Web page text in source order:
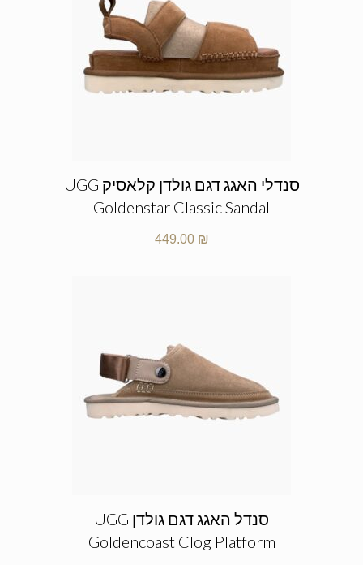
סנדלי האגג דגם גולדן קלאסיק UGG
Goldenstar Classic Sandal
449.00 ₪
סנדל האגג דגם גולדן UGG
Goldencoast Clog Platform